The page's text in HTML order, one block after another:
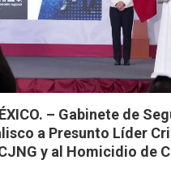
– Gabinete de
a Presunto Líder
y al Homicidio de